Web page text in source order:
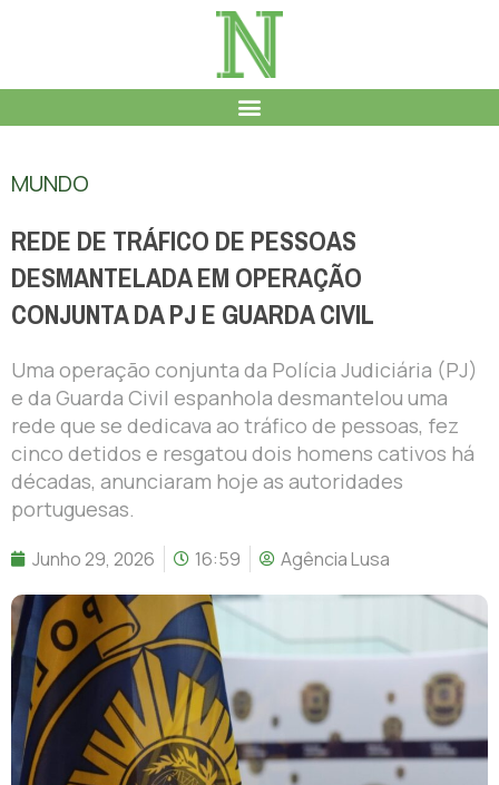
MUNDO
REDE DE TRÁFICO DE PESSOAS
DESMANTELADA EM OPERAÇÃO
CONJUNTA DA PJ E GUARDA CIVIL
Uma operação conjunta da Polícia Judiciária (PJ)
e da Guarda Civil espanhola desmantelou uma
rede que se dedicava ao tráfico de pessoas, fez
cinco detidos e resgatou dois homens cativos há
décadas, anunciaram hoje as autoridades
portuguesas.
Junho 29, 2026 16:59 Agência Lusa